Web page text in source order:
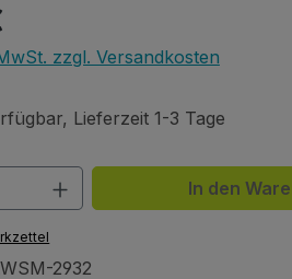
zzgl. Versandkosten
Lieferzeit 1-3 Tage
Anzahl: Gib denIn den
2932